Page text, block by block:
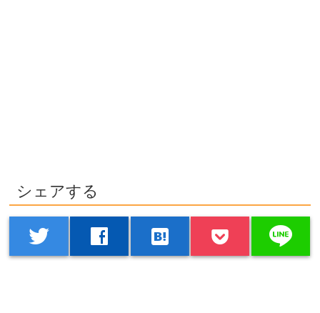
シェアする
twitter facebook hatenabookmark line